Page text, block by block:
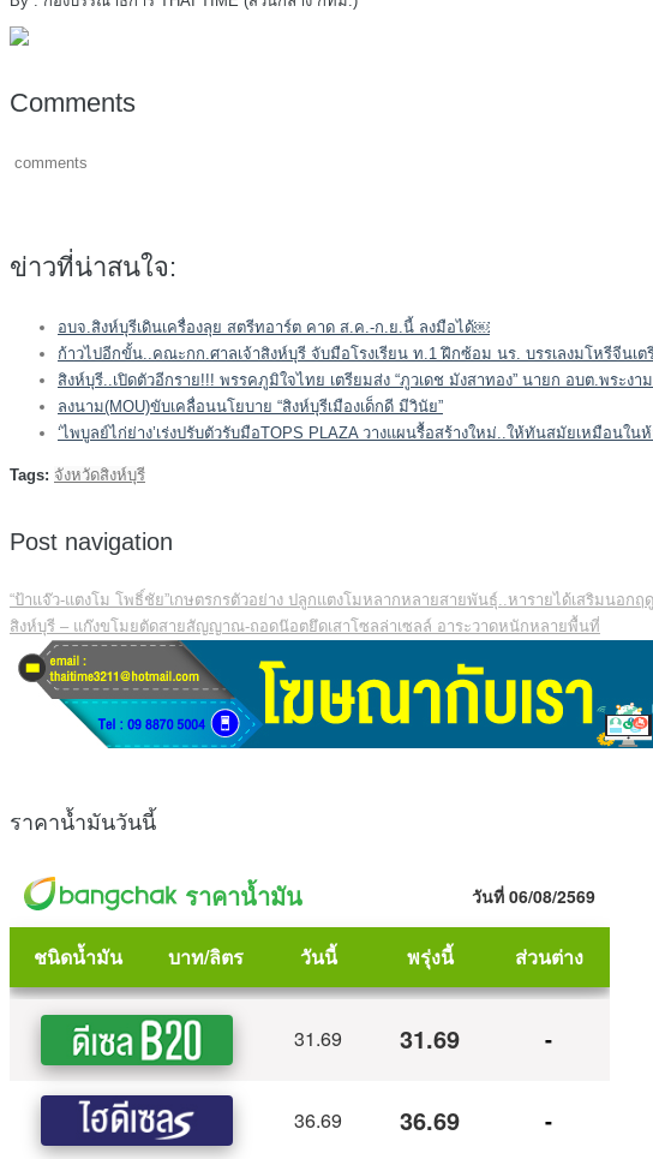
Comments
comments
ข่าวที่น่าสนใจ:
อบจ.สิงห์บุรีเดินเครื่องลุย สตรีทอาร์ต คาด ส.ค.-ก.ย.นี้ ลงมือได้￼
ก้าวไปอีกขั้น..คณะกก.ศาลเจ้าสิงห์บุรี จับมือโรงเรียน ท.1 ฝึกซ้อม นร. บรรเลงมโหรีจีนเ
สิงห์บุรี..เปิดตัวอีกราย!!! พรรคภูมิใจไทย เตรียมส่ง “ภูวเดช มังสาทอง” นายก อบต.พระงา
ลงนาม(MOU)ขับเคลื่อนนโยบาย “สิงห์บุรีเมืองเด็กดี มีวินัย”
‘ไพบูลย์ไก่ย่าง’เร่งปรับตัวรับมือTOPS PLAZA วางแผนรื้อสร้างใหม่..ให้ทันสมัยเหมือนในห้
Tags: จังหวัดสิงห์บุรี
Post navigation
“ป้าแจ๊ว-แตงโม โพธิ์ชัย”เกษตรกรตัวอย่าง ปลูกแตงโมหลากหลายสายพันธุ์..หารายได้เสริมนอกฤ
สิงห์บุรี – แก๊งขโมยตัดสายสัญญาณ-ถอดน๊อตยึดเสาโซลล่าเซลล์ อาระวาดหนักหลายพื้นที่
ราคาน้ำมันวันนี้